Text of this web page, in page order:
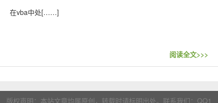
联系站长
在vba中处[……]
阅读全文>>>
版权声明：本站文章均属原创，转载时请标明出处。联系我们： QQ1